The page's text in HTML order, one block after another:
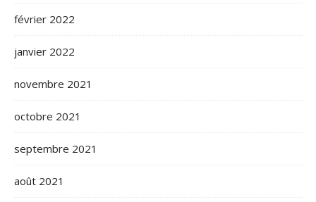
février 2022
janvier 2022
novembre 2021
octobre 2021
septembre 2021
août 2021